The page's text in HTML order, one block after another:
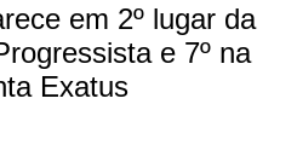
em 2º lugar da
e 7º na
Exatus